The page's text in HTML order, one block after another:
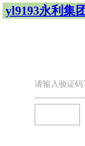
yl9193永利集
请输入验证码